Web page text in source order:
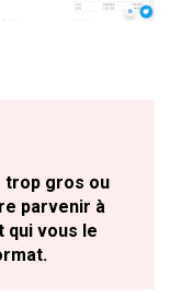
gros ou
parvenir à
vous le